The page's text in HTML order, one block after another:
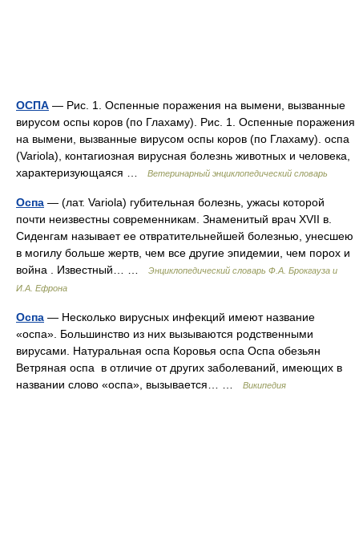
ОСПА — Рис. 1. Оспенные поражения на вымени, вызванные
вирусом оспы коров (по Глахаму). Рис. 1. Оспенные поражения
на вымени, вызванные вирусом оспы коров (по Глахаму). оспа
(Variola), контагиозная вирусная болезнь животных и человека,
характеризующаяся …
Ветеринарный энциклопедический словарь
Оспа — (лат. Variola) губительная болезнь, ужасы которой
почти неизвестны современникам. Знаменитый врач XVII в.
Сиденгам называет ее отвратительнейшей болезнью, унесшею
в могилу больше жертв, чем все другие эпидемии, чем порох и
война . Известный… …
Энциклопедический словарь Ф.А. Брокгауза и
И.А. Ефрона
Оспа — Несколько вирусных инфекций имеют название
«оспа». Большинство из них вызываются родственными
вирусами. Натуральная оспа Коровья оспа Оспа обезьян
Ветряная оспа в отличие от других заболеваний, имеющих в
названии слово «оспа», вызывается… …
Википедия